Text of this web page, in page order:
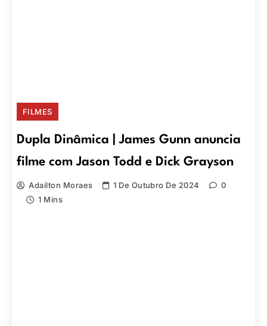
FILMES
Dupla Dinâmica | James Gunn anuncia
filme com Jason Todd e Dick Grayson
Adailton Moraes 1 De Outubro De 2024
0
1 Mins